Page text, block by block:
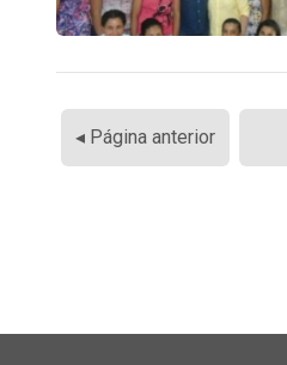
Paginação
de
◂ Página anterior